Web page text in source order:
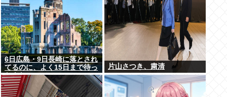
6日広島・9日長崎に落とされ
てるのに、よく15日まで待っ
たよな
片山さつき、粛清